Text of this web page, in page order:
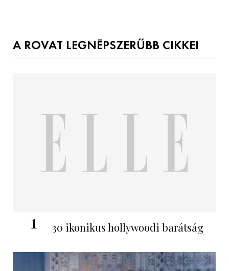
A ROVAT LEGNÉPSZERŰBB CIKKEI
1 30 ikonikus hollywoodi barátság